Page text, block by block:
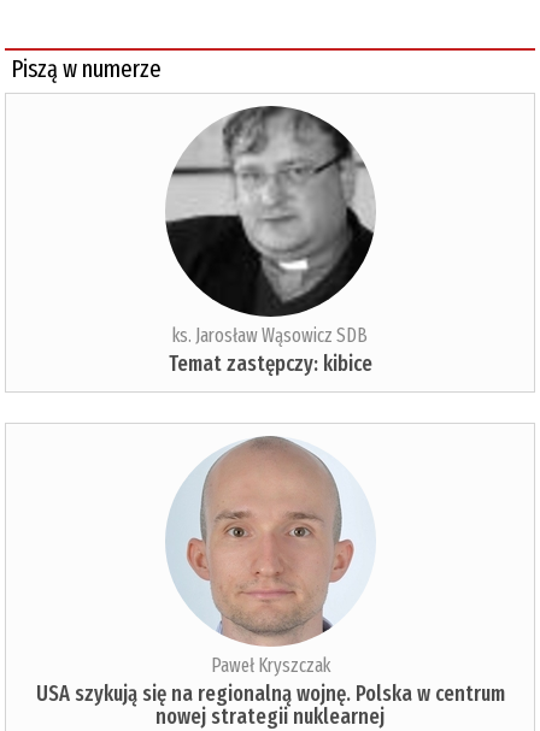
Piszą w numerze
ks. Jarosław Wąsowicz SDB
Temat zastępczy: kibice
Paweł Kryszczak
USA szykują się na regionalną wojnę. Polska w centrum
nowej strategii nuklearnej